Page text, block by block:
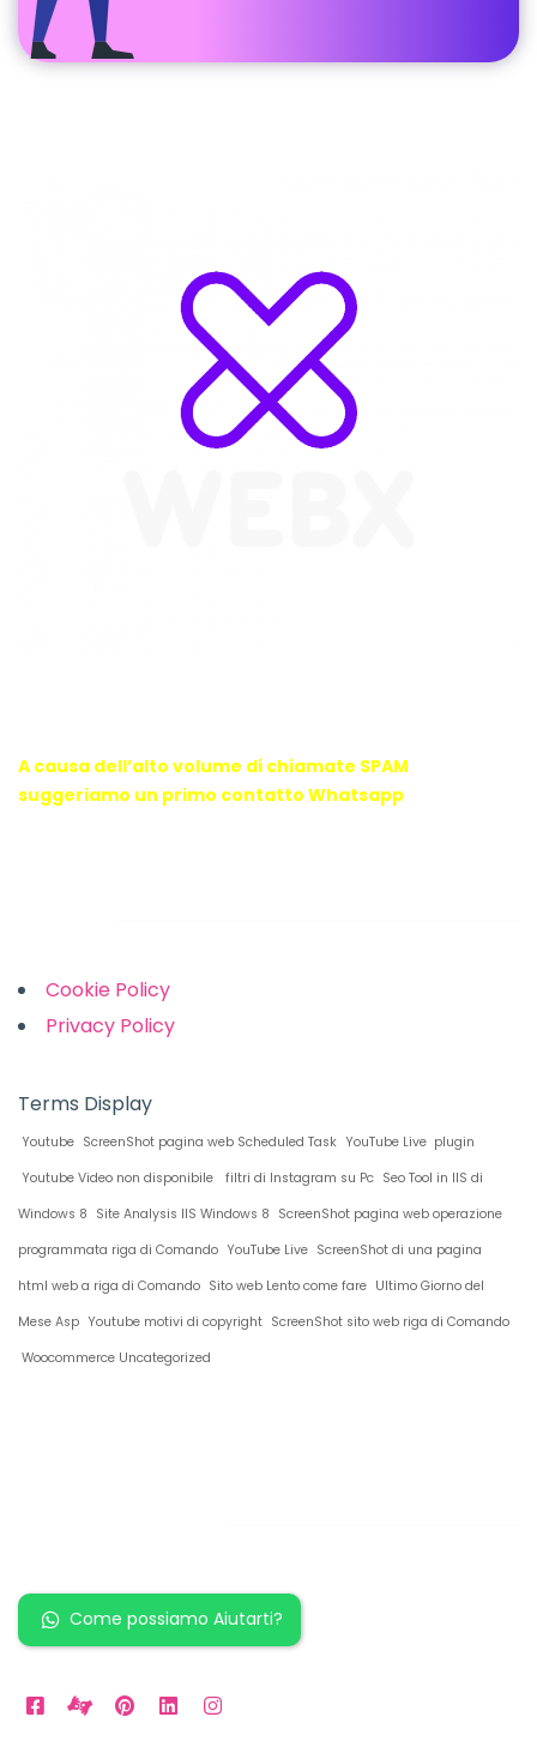
A causa dell’alto volume di chiamate SPAM
suggeriamo un primo contatto Whatsapp
Cookie Policy
Privacy Policy
Terms Display
Youtube ScreenShot pagina web Scheduled Task YouTube Live plugin
Youtube Video non disponibile
filtri di Instagram su Pc Seo Tool in IIS di
Windows 8 Site Analysis IIS Windows 8 ScreenShot pagina web operazione
programmata riga di Comando YouTube Live ScreenShot di una pagina
html web a riga di Comando Sito web Lento come fare Ultimo Giorno del
Mese Asp Youtube motivi di copyright ScreenShot sito web riga di Comando
Woocommerce Uncategorized
Come possiamo Aiutarti?